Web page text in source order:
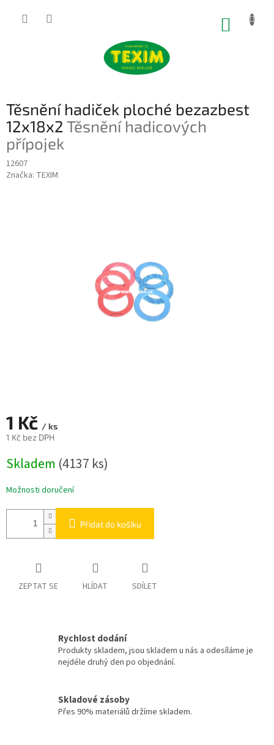
Těsnění hadiček ploché bezazbest
12x18x2Těsnění hadicových
přípojek
12607
Značka: TEXIM
1 Kč / ks
1 Kč bez DPH
cena:
Skladem (4137 ks)
Možnosti doručení
Přidat do košíku
ZEPTAT SE HLÍDAT SDÍLET
Rychlost dodání
Produkty skladem, jsou skladem u nás a odesíláme je
nejdéle druhý den po objednání.
Skladové zásoby
Přes 90% materiálů držíme skladem.